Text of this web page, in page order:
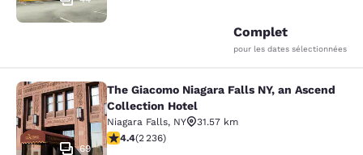
Complet
pour les dates sélectionnées
The Giacomo Niagara Falls NY, an
69
The Giacomo Niagara Falls NY, an Ascend
Collection Hotel
Niagara Falls, NY
31.57 km
4.37 étoiles. Excellent. 2236 commentaires
4.4(2 236)